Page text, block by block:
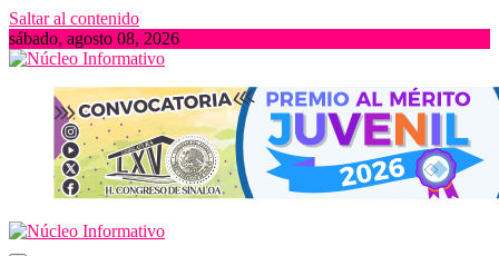
Saltar al contenido
sábado, agosto 08, 2026
Núcleo Informativo